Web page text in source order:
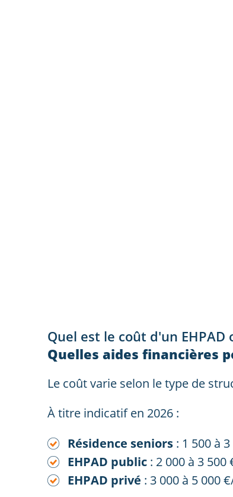
Quel est le coût d'un
Quelles aides financières
Le coût varie selon le type de
À titre indicatif en 2026 :
Résidence seniors : 1 500 à
EHPAD public : 2 000 à 3 500
EHPAD privé : 3 000 à 5 000